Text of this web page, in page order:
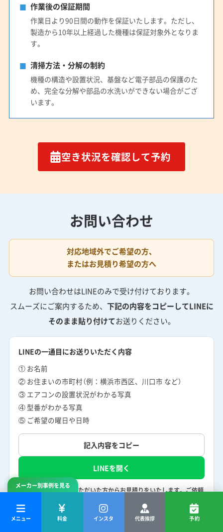
メーカー別事例を見る
メニュー 料金 インスタ 代表挨拶 予約
作業後の保証期間
作業日より90日間の動作を保証いたします。ただし、
製造から10年以上経過した機種は保証対象外となりま
す。
清掃方法・分解の制約
機種の構造や設置状況、基盤など電子部品の保護のた
め、完全な分解や部品の水洗いができない場合がござ
います。
空き状況を確認して予約
お問い合わせ
対応地域外でご希望の方、
またはお見積り希望の方へ
お問い合わせはLINEのみで受け付けております。
スムーズにご案内するため、 下記の内容をコピーしてLINEに
そのまま貼り付けてお送りください。
LINEの一通目にお送りいただく内容
① お名前
② お住まいの市町村（例：横浜市西区、川口市 など）
③ エアコンの設置状況がわかる写真
④ 型番がわかる写真
⑤ ご希望の曜日や日時
記入内容をコピー
LINEを開く
以上の形式でお送りいただいた方からお見積りをいたします。ご依頼
束はできません。予めご容赦くださいませ。